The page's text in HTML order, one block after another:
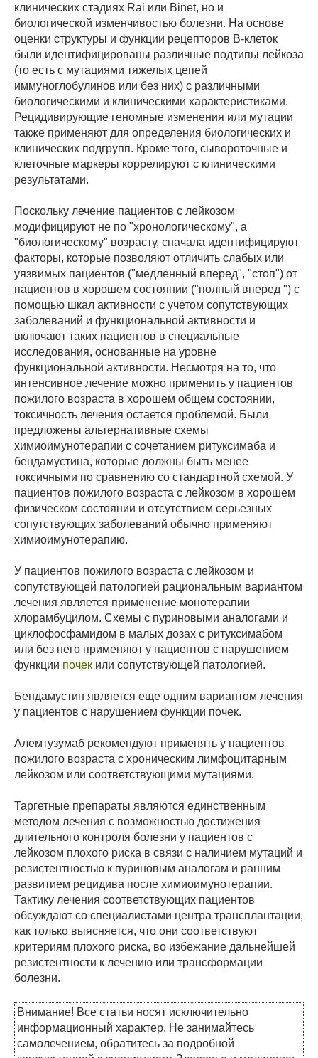
клинических стадиях Rai или Binet, но и
биологической изменчивостью болезни. На основе
оценки структуры и функции рецепторов B-клеток
были идентифицированы различные подтипы лейкоза
(то есть с мутациями тяжелых цепей
иммуноглобулинов или без них) с различными
биологическими и клиническими характеристиками.
Рецидивирующие геномные изменения или мутации
также применяют для определения биологических и
клинических подгрупп. Кроме того, сывороточные и
клеточные маркеры коррелируют с клиническими
результатами.
Поскольку лечение пациентов с лейкозом
модифицируют не по "хронологическому", а
"биологическому" возрасту, сначала идентифицируют
факторы, которые позволяют отличить слабых или
уязвимых пациентов ("медленный вперед", "стоп") от
пациентов в хорошем состоянии ("полный вперед ") с
помощью шкал активности с учетом сопутствующих
заболеваний и функциональной активности и
включают таких пациентов в специальные
исследования, основанные на уровне
функциональной активности. Несмотря на то, что
интенсивное лечение можно применить у пациентов
пожилого возраста в хорошем общем состоянии,
токсичность лечения остается проблемой. Были
предложены альтернативные схемы
химиоимунотерапии с сочетанием ритуксимаба и
бендамустина, которые должны быть менее
токсичными по сравнению со стандартной схемой. У
пациентов пожилого возраста с лейкозом в хорошем
физическом состоянии и отсутствием серьезных
сопутствующих заболеваний обычно применяют
химиоимунотерапию.
У пациентов пожилого возраста с лейкозом и
сопутствующей патологией рациональным вариантом
лечения является применение монотерапии
хлорамбуцилом. Схемы с пуриновыми аналогами и
циклофосфамидом в малых дозах с ритуксимабом
или без него применяют у пациентов с нарушением
функции почек или сопутствующей патологией.
Бендамустин является еще одним вариантом лечения
у пациентов с нарушением функции почек.
Алемтузумаб рекомендуют применять у пациентов
пожилого возраста с хроническим лимфоцитарным
лейкозом или соответствующими мутациями.
Таргетные препараты являются единственным
методом лечения с возможностью достижения
длительного контроля болезни у пациентов с
лейкозом плохого риска в связи с наличием мутаций и
резистентностью к пуриновым аналогам и ранним
развитием рецидива после химиоимунотерапии.
Тактику лечения соответствующих пациентов
обсуждают со специалистами центра трансплантации,
как только выясняется, что они соответствуют
критериям плохого риска, во избежание дальнейшей
резистентности к лечению или трансформации
болезни.
Внимание! Все статьи носят исключительно
информационный характер. Не занимайтесь
самолечением, обратитесь за подробной